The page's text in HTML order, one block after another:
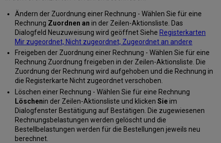
Ändern der Zuordnung einer Rechnung - Wählen Sie für eine
Rechnung Zuordnen an in der Zeilen-Aktionsliste. Das
Dialogfeld Neuzuweisung wird geöffnet Siehe Registerkarten
Mir zugeordnet, Nicht zugeordnet, Zugeordnet an andere
Freigeben der Zuordnung einer Rechnung - Wählen Sie für eine
Rechnung Zuordnung freigeben in der Zeilen-Aktionsliste. Die
Zuordnung der Rechnung wird aufgehoben und die Rechnung in
die Registerkarte Nicht zugeordnet verschoben.
Löschen einer Rechnung - Wählen Sie für eine Rechnung
Löschenin der Zeilen-Aktionsliste und klicken Sieim
Dialogfenster Bestätigung auf Bestätigen. Die zugewiesenen
Rechnungsbelastungen werden gelöscht und die
Bestellbelastungen werden für die Bestellungen jeweils neu
berechnet.